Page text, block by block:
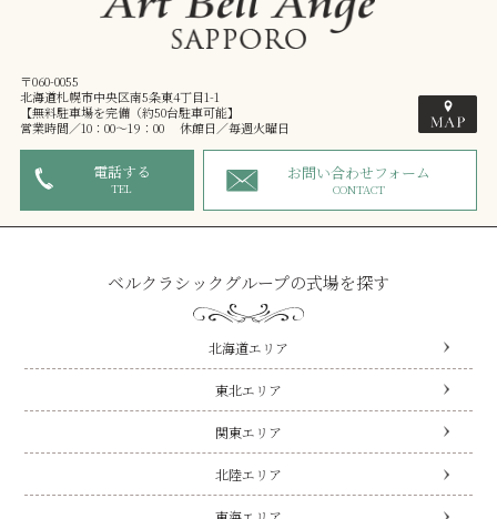
〒060-0055
北海道札幌市中央区南5条東4丁目1-1
【無料駐車場を完備（約50台駐車可能】
営業時間／10：00～19：00 休館日／毎週火曜日
電話する
TEL
お問い合わせフォーム
CONTACT
ベルクラシックグループの式場を探す
北海道エリア
東北エリア
関東エリア
北陸エリア